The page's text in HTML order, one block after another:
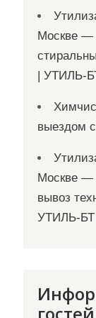
Москве —
| УТИЛЬ-
выездом
Москве —
вывоз
УТИЛЬ-БТ